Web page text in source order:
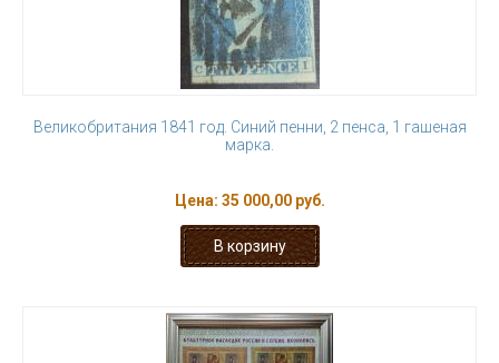
Великобритания 1841 год. Синий пенни, 2 пенса, 1 гашеная
марка.
Цена: 35 000,00 руб.